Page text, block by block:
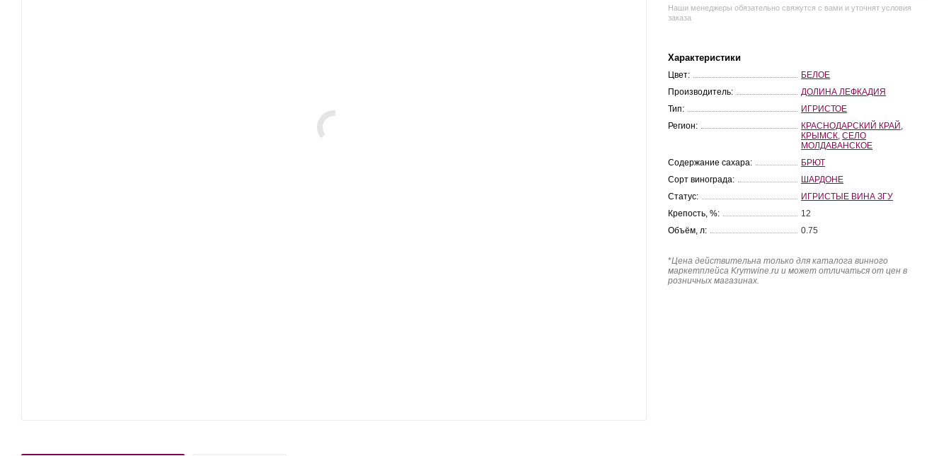
Наши менеджеры обязательно свяжутся с вами и уточнят условия
заказа
Характеристики
Цвет:
БЕЛОЕ
Производитель:
ДОЛИНА ЛЕФКАДИЯ
Тип:
ИГРИСТОЕ
Регион:
КРАСНОДАРСКИЙ КРАЙ
КРЫМСК ,СЕЛО
МОЛДАВАНСКОЕ
Содержание сахара:
БРЮТ
Сорт винограда:
ШАРДОНЕ
Статус:
ИГРИСТЫЕ ВИНА ЗГУ
Крепость, %:
12
Объём, л:
0.75
*Цена действительна только для каталога винного
маркетплейса Krymwine.ru и может отличаться от цен в
розничных магазинах.